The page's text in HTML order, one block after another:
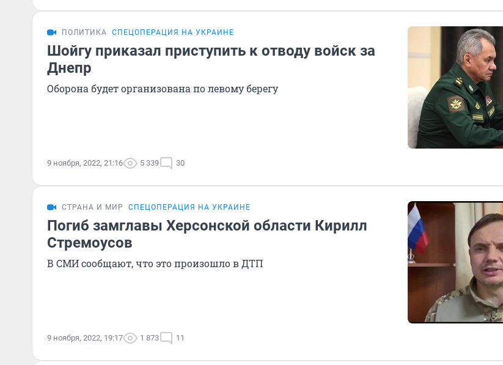
ПОЛИТИКА СПЕЦОПЕРАЦИЯ НА УКРАИНЕ
Шойгу приказал приступить к отводу войск за
Днепр
Оборона будет организована по левому берегу
9 ноября, 2022, 21:16 5 339 30
СТРАНА И МИР СПЕЦОПЕРАЦИЯ НА УКРАИНЕ
Погиб замглавы Херсонской области Кирилл
Стремоусов
В СМИ сообщают, что это произошло в ДТП
9 ноября, 2022, 19:17 1 873 11